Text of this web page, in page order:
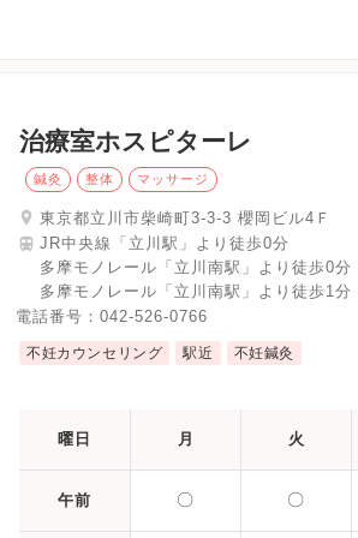
治療室ホスピターレ
鍼灸 整体 マッサージ
東京都立川市柴崎町3-3-3 櫻岡ビル4Ｆ
JR中央線「立川駅」より徒歩0分
多摩モノレール「立川南駅」より徒歩0分
多摩モノレール「立川南駅」より徒歩1分
電話番号： 042-526-0766
不妊カウンセリング 駅近 不妊鍼灸
曜日 月 火
午前 〇 〇